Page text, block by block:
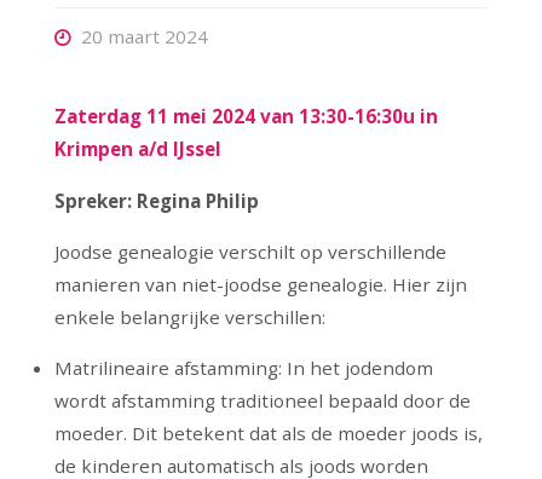
20 maart 2024
Zaterdag 11 mei 2024 van 13:30-16:30u in
Krimpen a/d IJssel
Spreker: Regina Philip
Joodse genealogie verschilt op verschillende
manieren van niet-joodse genealogie. Hier zijn
enkele belangrijke verschillen:
Matrilineaire afstamming: In het jodendom
wordt afstamming traditioneel bepaald door de
moeder. Dit betekent dat als de moeder joods is,
de kinderen automatisch als joods worden